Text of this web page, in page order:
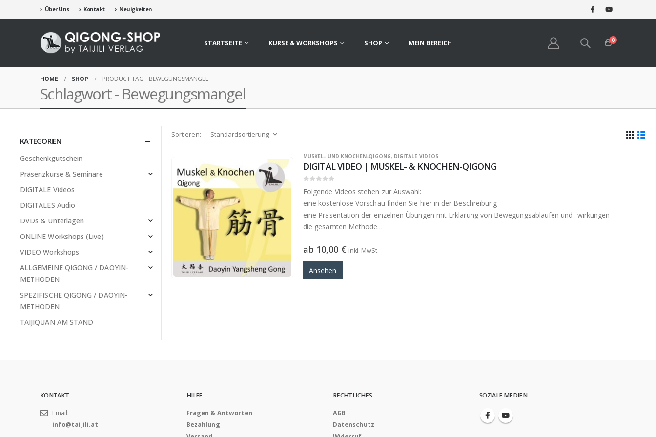
Über Uns Kontakt Neuigkeiten
STARTSEITE KURSE & WORKSHOPS SHOP MEIN BEREICH 0
HOME SHOP PRODUCT TAG - BEWEGUNGSMANGEL
Schlagwort - Bewegungsmangel
Sortieren:
MUSKEL- UND KNOCHEN-QIGONG, DIGITALE VIDEOS
DIGITAL VIDEO | MUSKEL- & KNOCHEN-QIGONG
Folgende Videos stehen zur Auswahl:
eine kostenlose Vorschau finden Sie hier in der Beschreibung
eine Präsentation der einzelnen Übungen mit Erklärung von Bewegungsabläufen und -wirkungen
die gesamten Methode
ab 10,00 € inkl. MwSt.
Ansehen
KATEGORIEN
Geschenkgutschein
Präsenzkurse & Seminare
DIGITALE Videos
DIGITALES Audio
DVDs & Unterlagen
ONLINE Workshops (Live)
VIDEO Workshops
ALLGEMEINE QIGONG / DAOYIN-
METHODEN
SPEZIFISCHE QIGONG / DAOYIN-
METHODEN
TAIJIQUAN AM STAND
KONTAKT
Email:
info@taijili.at
HILFE
Fragen & Antworten
Bezahlung
RECHTLICHES
AGB
Datenschutz
SOZIALE MEDIEN